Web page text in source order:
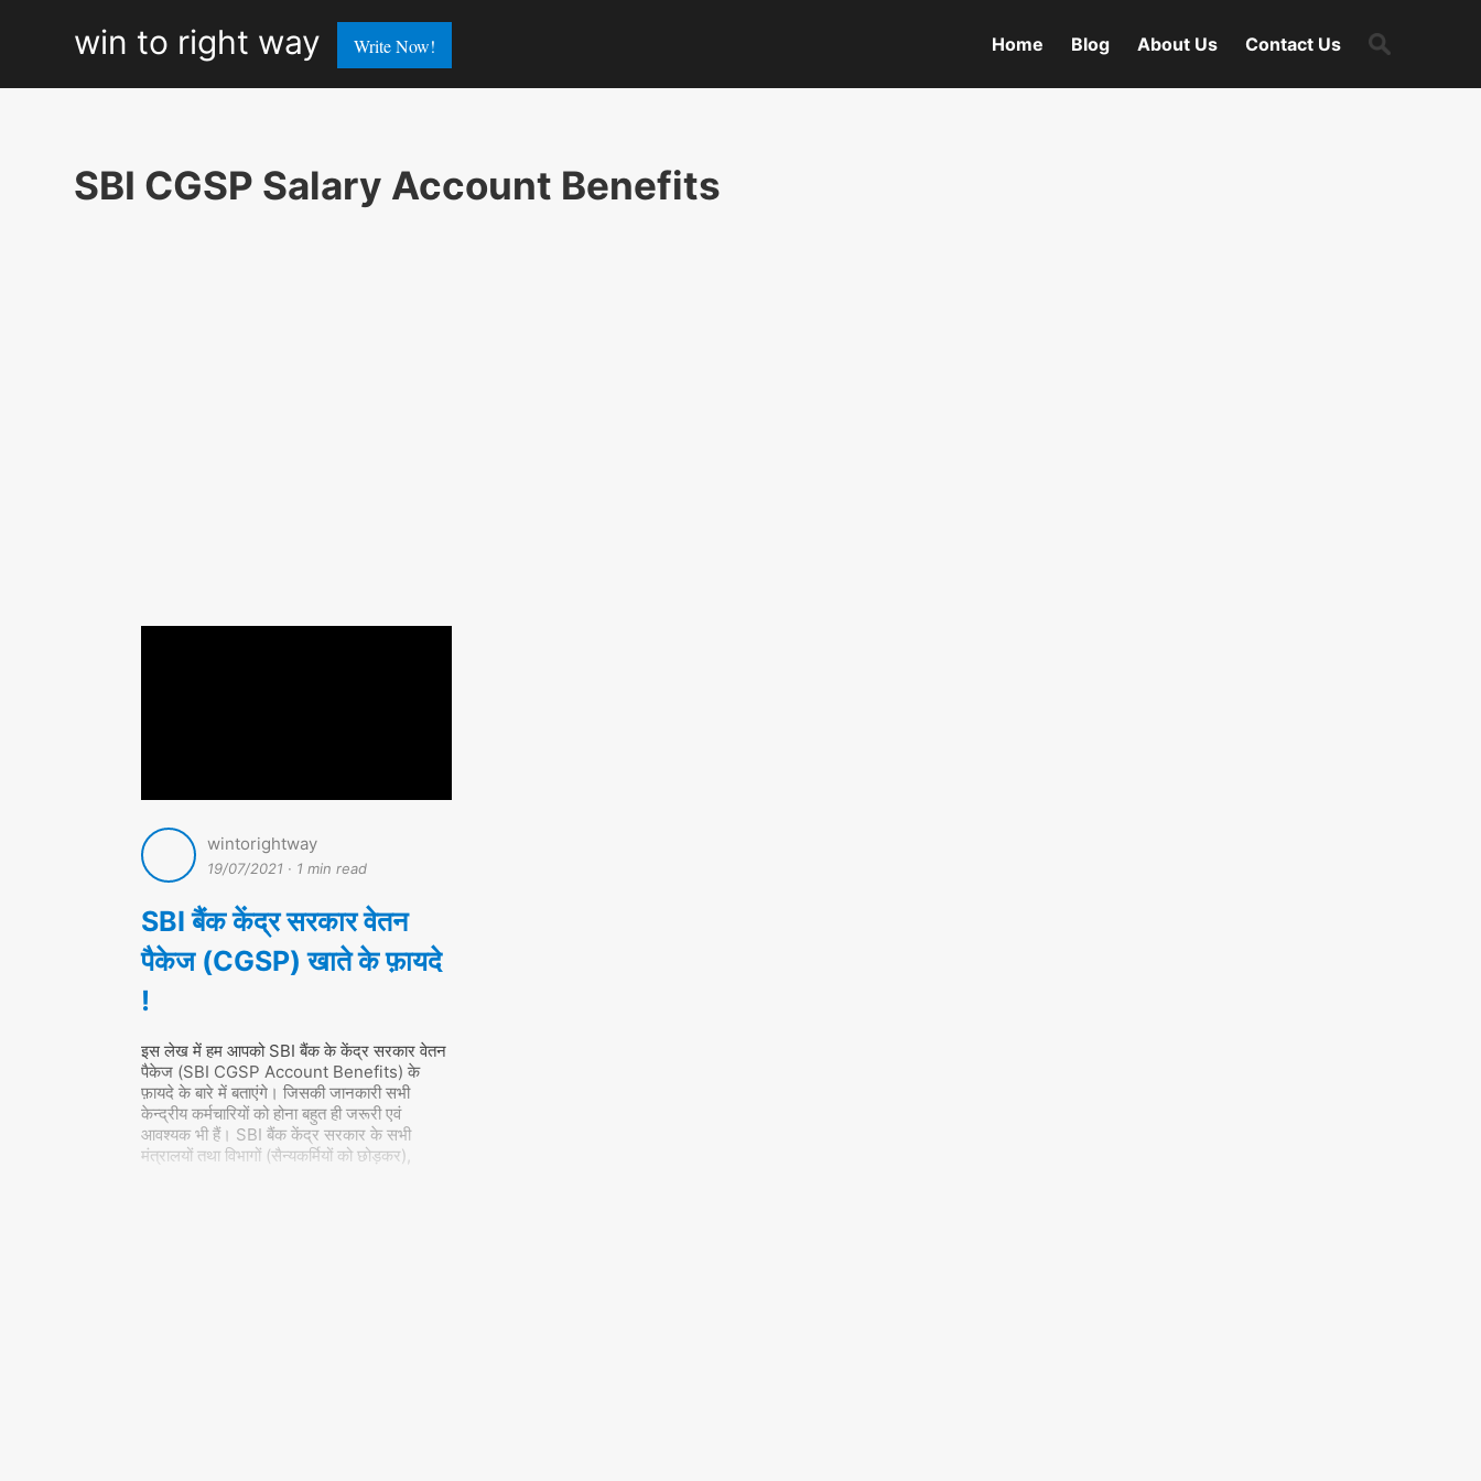
win
to
win to right way Write Now! Home Blog About Us Contact Us
Search
for:
SBI CGSP Salary Account Benefits
wintorightway
19/07/2021 · 1 min read
SBI बैंक केंद्र सरकार वेतन
पैकेज (CGSP) खाते के फ़ायदे
!
इस लेख में हम आपको SBI बैंक के केंद्र सरकार वेतन
पैकेज (SBI CGSP Account Benefits) के
फ़ायदे के बारे में बताएंगे। जिसकी जानकारी सभी
केन्द्रीय कर्मचारियों को होना बहुत ही जरूरी एवं
आवश्यक भी हैं। SBI बैंक केंद्र सरकार के सभी
मंत्रालयों तथा विभागों (सैन्यकर्मियों को छोड़कर),